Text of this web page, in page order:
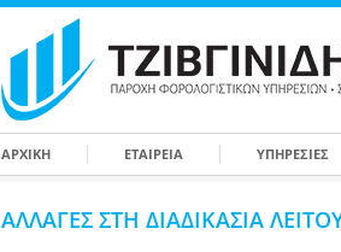
ΑΡΧΙΚΗ ΕΤΑΙΡΕΙΑ ΥΠΗΡΕΣΙΕΣ
ΑΛΛΑΓΕΣ ΣΤΗ ΔΙΑΔΙΚΑΣΙΑ